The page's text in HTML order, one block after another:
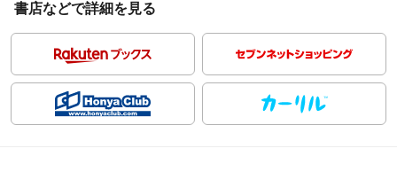
書店などで詳細を見る